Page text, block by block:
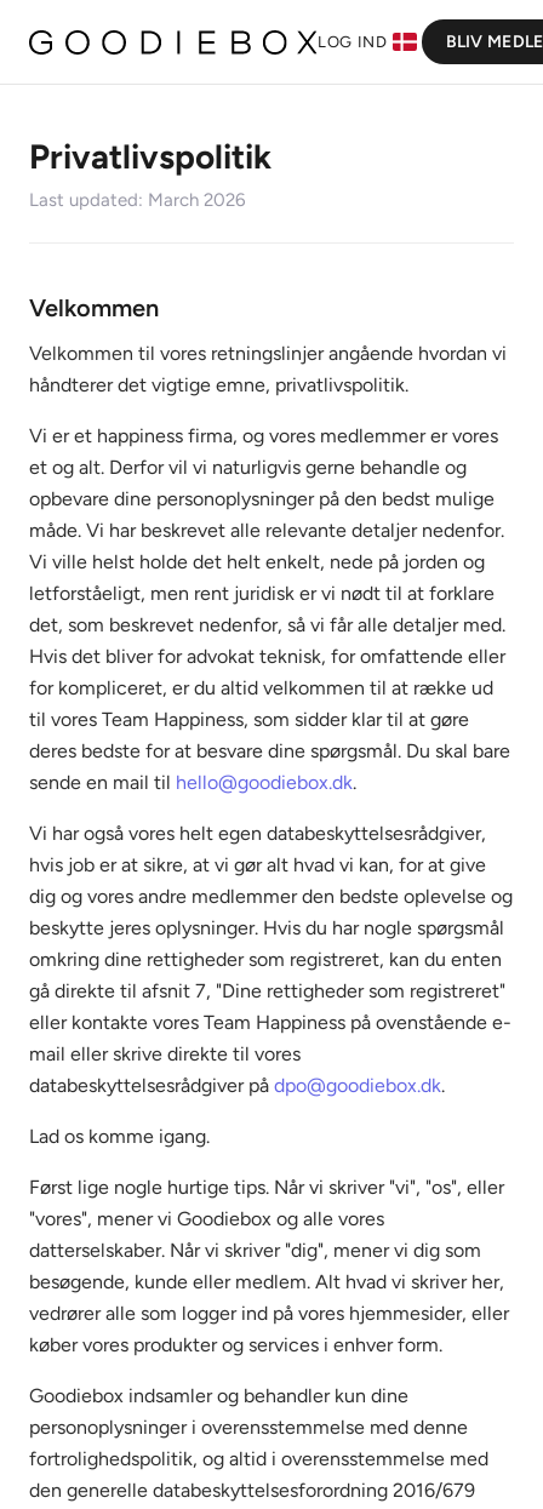
LOG IND BLIV
Privatlivspolitik
Last updated: March 2026
Velkommen
Velkommen til vores retningslinjer angående hvordan vi
håndterer det vigtige emne, privatlivspolitik.
Vi er et happiness firma, og vores medlemmer er vores
et og alt. Derfor vil vi naturligvis gerne behandle og
opbevare dine personoplysninger på den bedst mulige
måde. Vi har beskrevet alle relevante detaljer nedenfor.
Vi ville helst holde det helt enkelt, nede på jorden og
letforståeligt, men rent juridisk er vi nødt til at forklare
det, som beskrevet nedenfor, så vi får alle detaljer med.
Hvis det bliver for advokat teknisk, for omfattende eller
for kompliceret, er du altid velkommen til at række ud
til vores Team Happiness, som sidder klar til at gøre
deres bedste for at besvare dine spørgsmål. Du skal bare
sende en mail til hello@goodiebox.dk.
Vi har også vores helt egen databeskyttelsesrådgiver,
hvis job er at sikre, at vi gør alt hvad vi kan, for at give
dig og vores andre medlemmer den bedste oplevelse og
beskytte jeres oplysninger. Hvis du har nogle spørgsmål
omkring dine rettigheder som registreret, kan du enten
gå direkte til afsnit 7, "Dine rettigheder som registreret"
eller kontakte vores Team Happiness på ovenstående e-
mail eller skrive direkte til vores
databeskyttelsesrådgiver på dpo@goodiebox.dk.
Lad os komme igang.
Først lige nogle hurtige tips. Når vi skriver "vi", "os", eller
"vores", mener vi Goodiebox og alle vores
datterselskaber. Når vi skriver "dig", mener vi dig som
besøgende, kunde eller medlem. Alt hvad vi skriver her,
vedrører alle som logger ind på vores hjemmesider, eller
køber vores produkter og services i enhver form.
Goodiebox indsamler og behandler kun dine
personoplysninger i overensstemmelse med denne
fortrolighedspolitik, og altid i overensstemmelse med
den generelle databeskyttelsesforordning 2016/679